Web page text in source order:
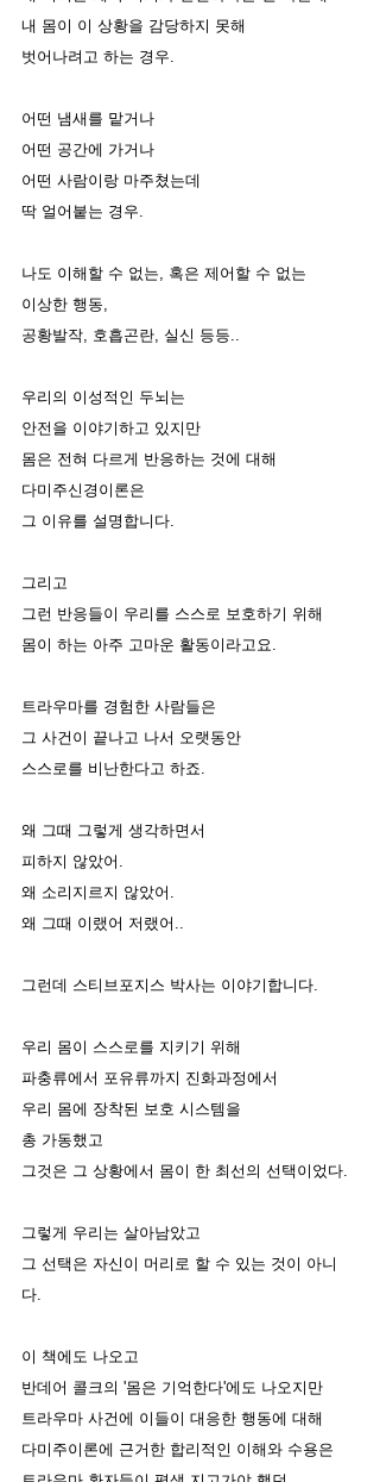
내 몸이 이 상황을 감당하지 못해
벗어나려고 하는 경우.
어떤 냄새를 맡거나
어떤 공간에 가거나
어떤 사람이랑 마주쳤는데
딱 얼어붙는 경우.
나도 이해할 수 없는, 혹은 제어할 수 없는
이상한 행동,
공황발작, 호흡곤란, 실신 등등..
우리의 이성적인 두뇌는
안전을 이야기하고 있지만
몸은 전혀 다르게 반응하는 것에 대해
다미주신경이론은
그 이유를 설명합니다.
그리고
그런 반응들이 우리를 스스로 보호하기 위해
몸이 하는 아주 고마운 활동이라고요.
트라우마를 경험한 사람들은
그 사건이 끝나고 나서 오랫동안
스스로를 비난한다고 하죠.
왜 그때 그렇게 생각하면서
피하지 않았어.
왜 소리지르지 않았어.
왜 그때 이랬어 저랬어..
그런데 스티브포지스 박사는 이야기합니다.
우리 몸이 스스로를 지키기 위해
파충류에서 포유류까지 진화과정에서
우리 몸에 장착된 보호 시스템을
총 가동했고
그것은 그 상황에서 몸이 한 최선의 선택이었다.
그렇게 우리는 살아남았고
그 선택은 자신이 머리로 할 수 있는 것이 아니
다.
이 책에도 나오고
반데어 콜크의 '몸은 기억한다'에도 나오지만
트라우마 사건에 이들이 대응한 행동에 대해
다미주이론에 근거한 합리적인 이해와 수용은